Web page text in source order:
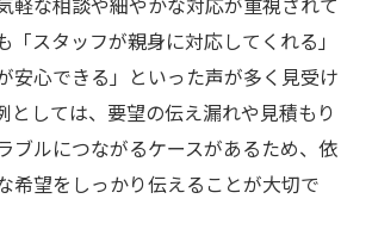
「スタッフが親身に対応してくれる」
安心できる」といった声が多く見受け
としては、要望の伝え漏れや見積もり
ブルにつながるケースがあるため、依
希望をしっかり伝えることが大切で